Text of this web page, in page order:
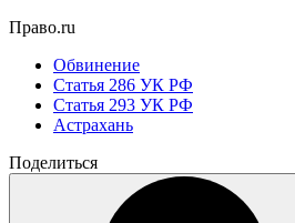
Право.ru
Обвинение
Статья 286 УК РФ
Статья 293 УК РФ
Астрахань
Поделиться